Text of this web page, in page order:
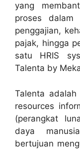
yang
proses dalam
penggajian,
pajak, hingga
satu HRIS
Talenta by
Talenta
resources
(perangkat
daya
bertujuan